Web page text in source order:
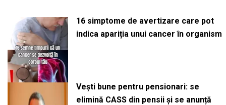
16 simptome de avertizare care pot
indica apariția unui cancer în organism
Vești bune pentru pensionari: se
elimină CASS din pensii și se anunță